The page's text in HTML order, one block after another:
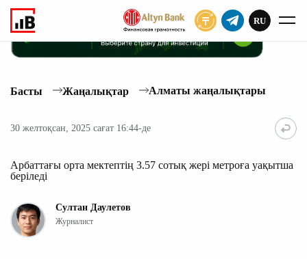
ЖАЗЫЛУ
RU
Басты Жаңалықтар Алматы жаңалықтары
30 желтоқсан, 2025 сағат 16:44-де
Арбаттағы орта мектептің 3.57 сотық жері метроға уақытша
беріледі
Султан Даулетов
Журналист